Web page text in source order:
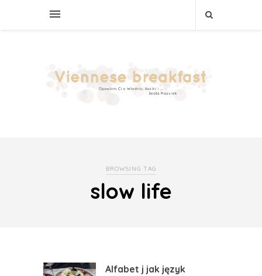
BROWSING TAG
slow life
Alfabet j jak język